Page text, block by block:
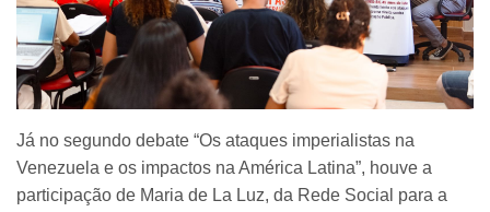
Já no segundo debate “Os ataques imperialistas na
Venezuela e os impactos na América Latina”, houve a
participação de Maria de La Luz, da Rede Social para a